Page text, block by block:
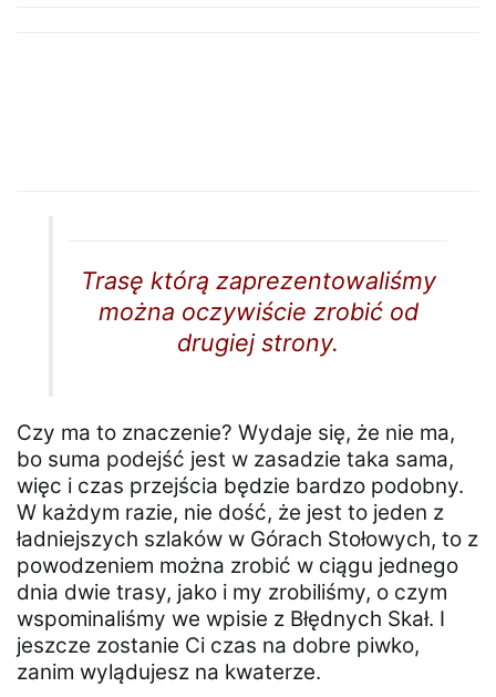
Trasę którą zaprezentowaliśmy
można oczywiście zrobić od
drugiej strony.
Czy ma to znaczenie? Wydaje się, że nie ma,
bo suma podejść jest w zasadzie taka sama,
więc i czas przejścia będzie bardzo podobny.
W każdym razie, nie dość, że jest to jeden z
ładniejszych szlaków w Górach Stołowych, to z
powodzeniem można zrobić w ciągu jednego
dnia dwie trasy, jako i my zrobiliśmy, o czym
wspominaliśmy we wpisie z Błędnych Skał. I
jeszcze zostanie Ci czas na dobre piwko,
zanim wylądujesz na kwaterze.